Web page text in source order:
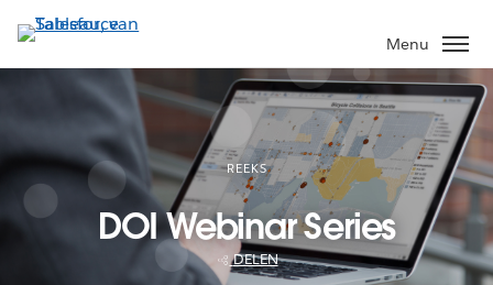
Verder
naar
hoofdinhoud
Menu
REEKS
DOI Webinar Series
DELEN